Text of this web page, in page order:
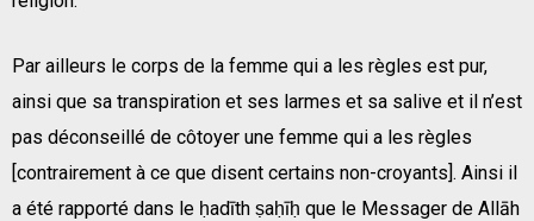
Par ailleurs le corps de la femme qui a les règles est pur,
ainsi que sa transpiration et ses larmes et sa salive et il n’est
pas déconseillé de côtoyer une femme qui a les règles
[contrairement à ce que disent certains non-croyants]. Ainsi il
a été rapporté dans le ḥadīth ṣaḥīḥ que le Messager de Allāh